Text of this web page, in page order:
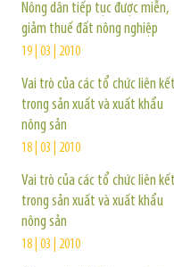
Nông dân tiếp tục được miễn,
giảm thuế đất nông nghiệp
19 | 03 | 2010
Vai trò của các tổ chức liên kết
trong sản xuất và xuất khẩu
nông sản
18 | 03 | 2010
Vai trò của các tổ chức liên kết
trong sản xuất và xuất khẩu
nông sản
18 | 03 | 2010